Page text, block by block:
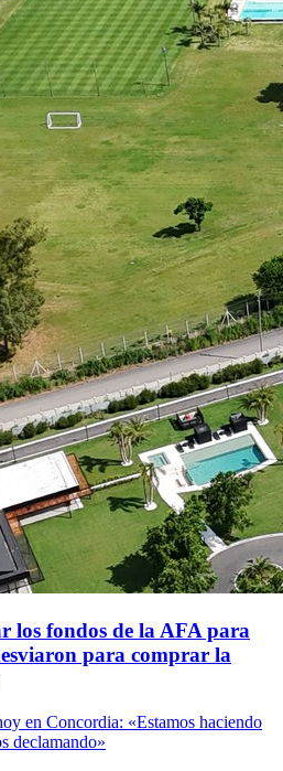
los fondos de la AFA para
para comprar la